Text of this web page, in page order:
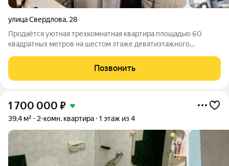
улица Свердлова, 28
Продаётся уютная трехкомнатная квартира площадью 60
квадратных метров на шестом этаже девятиэтажного
улица Свердлова, 28. Жилая площадь составляет комфортные
48 квадратных метров, кухня
Позвонить
1 700 000 ₽
39,4 м² 2-комн. квартира 1 этаж из 4